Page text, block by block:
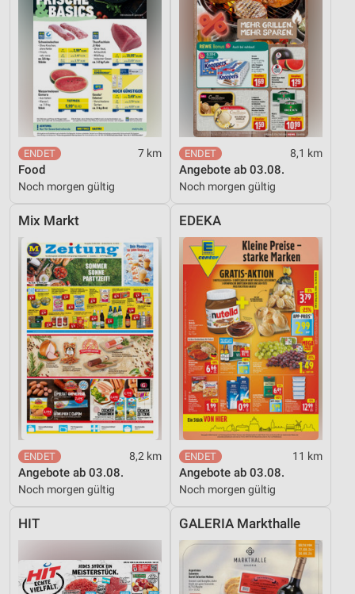
7 km
Food
Noch morgen gültig
8,1 km
Angebote ab 03.08.
Noch morgen gültig
Mix Markt
8,2 km
Angebote ab 03.08.
Noch morgen gültig
EDEKA
11 km
Angebote ab 03.08.
Noch morgen gültig
HIT GALERIA Markthalle